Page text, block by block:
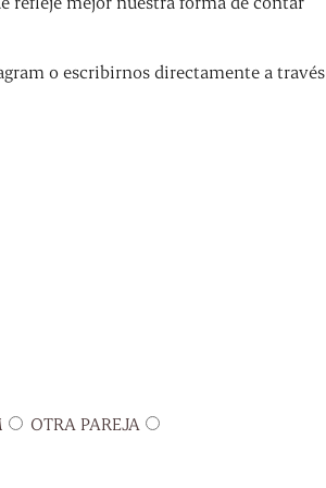
o escribirnos directamente a través
OTRA PAREJA